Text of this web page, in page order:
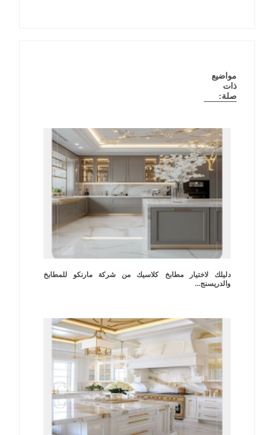
مواضيع
ذات
صلة:
دليلك لاختيار مطابخ كلاسيك من شركة مارنكو للمطابخ
والدريسنج...